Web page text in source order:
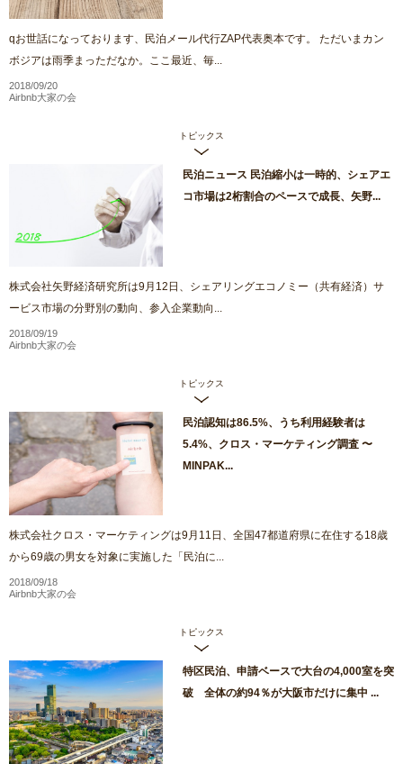
qお世話になっております、民泊メール代行ZAP代表奥本です。 ただいまカン
ボジアは雨季まっただなか。ここ最近、毎...
2018/09/20
Airbnb大家の会
トピックス
民泊ニュース 民泊縮小は一時的、シェアエ
コ市場は2桁割合のペースで成長、矢野...
株式会社矢野経済研究所は9月12日、シェアリングエコノミー（共有経済）サ
ービス市場の分野別の動向、参入企業動向...
2018/09/19
Airbnb大家の会
トピックス
民泊認知は86.5%、うち利用経験者は
5.4%、クロス・マーケティング調査 〜
MINPAK...
株式会社クロス・マーケティングは9月11日、全国47都道府県に在住する18歳
から69歳の男女を対象に実施した「民泊に...
2018/09/18
Airbnb大家の会
トピックス
特区民泊、申請ベースで大台の4,000室を突
破 全体の約94％が大阪市だけに集中 ...